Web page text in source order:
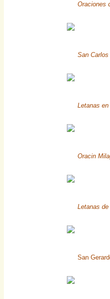
Oraciones
San
Letanas
Oracin
Letanas
San